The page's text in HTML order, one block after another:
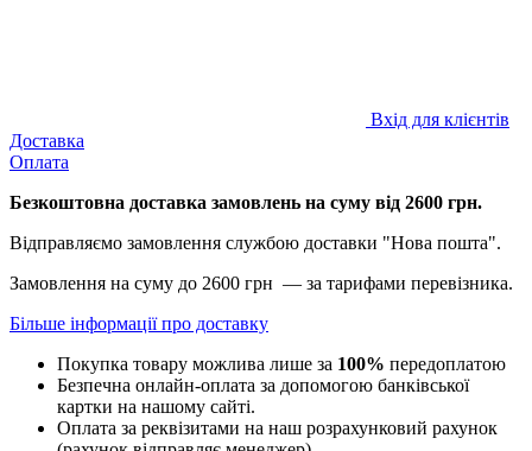
Вхід для клієнтів
Доставка
Оплата
Безкоштовна доставка замовлень на суму від 2600 грн.
Відправляємо замовлення службою доставки "Нова пошта".
Замовлення на суму до 2600 грн — за тарифами перевізника.
Більше інформації про доставку
Покупка товару можлива лише за 100% передоплатою
Безпечна онлайн-оплата за допомогою банківської
картки на нашому сайті.
Оплата за реквізитами на наш розрахунковий рахунок